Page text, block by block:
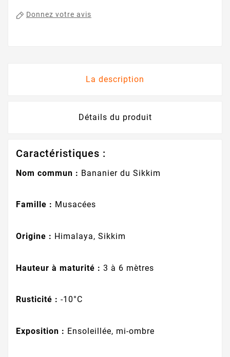
Donnez votre avis
La description
Détails du produit
Caractéristiques :
Nom commun : Bananier du Sikkim
Famille : Musacées
Origine : Himalaya, Sikkim
Hauteur à maturité : 3 à 6 mètres
Rusticité : -10°C
Exposition : Ensoleillée, mi-ombre